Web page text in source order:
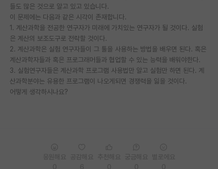
장학금/장학생 게시판
학술 정보 게시판
홍보 게시판
커리어
유학교육
들도 많은 것으로 알고 있고 있습니다.
이 문제에는 다음과 같은 시각이 존재합니다.
1. 계산과학을 전공한 연구자가 미래에 가치있는 연구자가 될 것이다. 실험
은 계산의 보조도구로 전락할 것이다.
2. 계산과학은 실험 연구자들이 그 툴을 사용하는 방법을 배우면 된다. 혹은
계산과학자들과 혹은 프로그래머들과 협업할 수 있는 능력을 배워야한다.
3. 실험연구자들은 계산과학 프로그램 사용법만 알고 실험만 하면 된다. 계
산과학분야는 유용한 프로그램이 나오게되면 경쟁력을 잃을 것이다.
어떻게 생각하시나요?